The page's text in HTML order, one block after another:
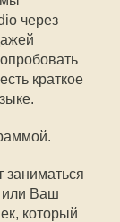
через
краткое
заниматься
или Ваш
который